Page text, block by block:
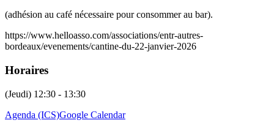
(adhésion au café nécessaire pour consommer au bar).
https://www.helloasso.com/associations/entr-autres-
bordeaux/evenements/cantine-du-22-janvier-2026
Horaires
(Jeudi) 12:30 - 13:30
Agenda (ICS)Google Calendar